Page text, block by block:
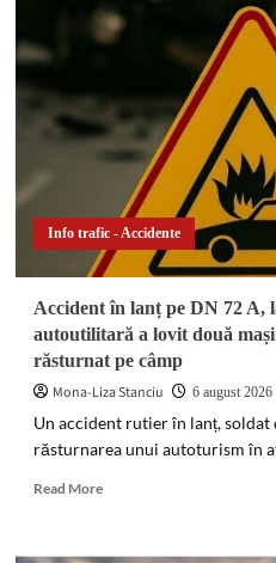
trafic
de
destructurată
Râmnicu
Sărat
Buzău.
Flagrant
în
parc
zeci
de
doze
confiscate
Info trafic - Accidente
Accident în lanț pe DN 72 A,
autoutilitară a lovit două
răsturnat pe câmp
Mona-Liza Stanciu
6 august 2026
Un accident rutier în lanț, soldat
răsturnarea unui autoturism în
Read MoreRead
Accident